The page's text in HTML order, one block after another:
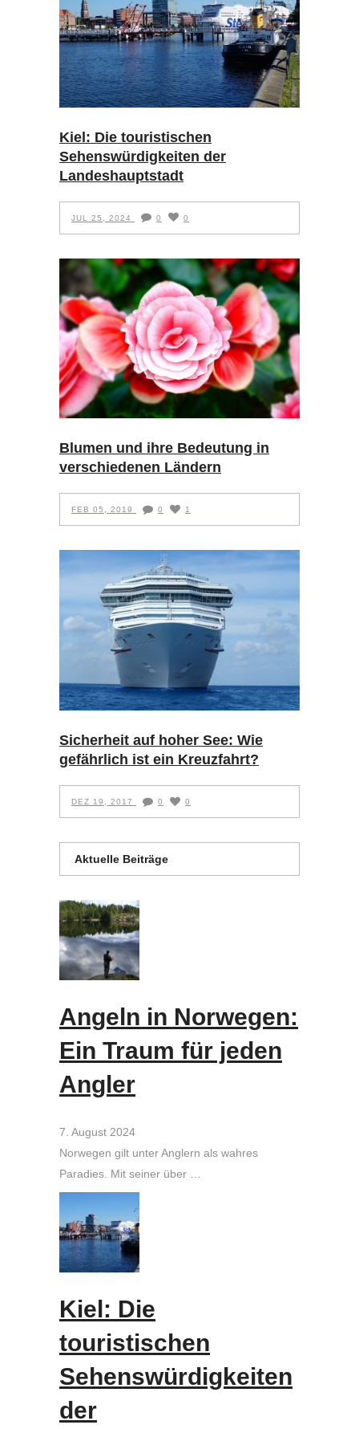
Kiel: Die touristischen
Sehenswürdigkeiten der
Landeshauptstadt
JUL 25, 2024 0 0
Blumen und ihre Bedeutung in
verschiedenen Ländern
FEB 05, 2019 0 1
Sicherheit auf hoher See: Wie
gefährlich ist ein Kreuzfahrt?
DEZ 19, 2017 0 0
Aktuelle Beiträge
Angeln in Norwegen:
Ein Traum für jeden
Angler
7. August 2024
Norwegen gilt unter Anglern als wahres
Paradies. Mit seiner über …
Kiel: Die
touristischen
Sehenswürdigkeiten
der